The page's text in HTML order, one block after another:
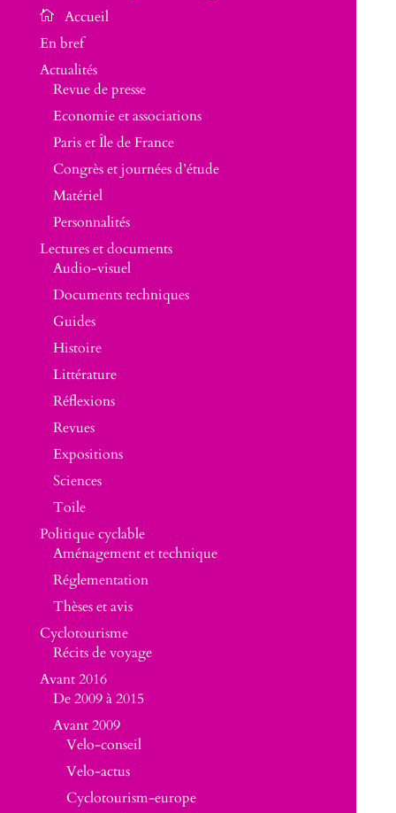
En bref
Actualités
Revue de presse
Economie et associations
Paris et Île de France
Congrès et journées d’étude
Matériel
Personnalités
Lectures et documents
Audio-visuel
Documents techniques
Guides
Histoire
Littérature
Réflexions
Revues
Expositions
Sciences
Toile
Politique cyclable
Aménagement et technique
Réglementation
Thèses et avis
Cyclotourisme
Récits de voyage
Avant 2016
De 2009 à 2015
Avant 2009
Velo-conseil
Velo-actus
Cyclotourism-europe